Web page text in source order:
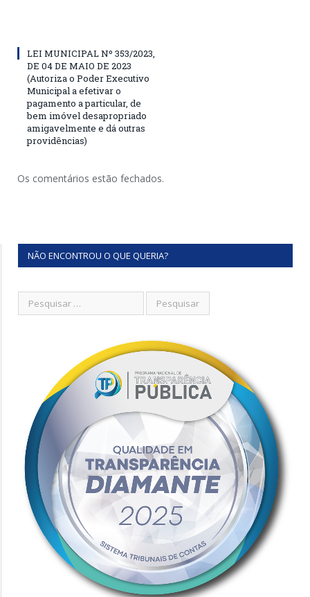
LEI MUNICIPAL Nº 353/2023,
DE 04 DE MAIO DE 2023
(Autoriza o Poder Executivo
Municipal a efetivar o
pagamento a particular, de
bem imóvel desapropriado
amigavelmente e dá outras
providências)
Os comentários estão fechados.
NÃO ENCONTROU O QUE QUERIA?